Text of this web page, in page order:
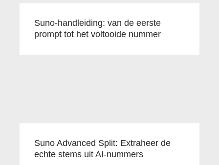
Suno-handleiding: van de eerste
prompt tot het voltooide nummer
Suno Advanced Split: Extraheer de
echte stems uit AI-nummers